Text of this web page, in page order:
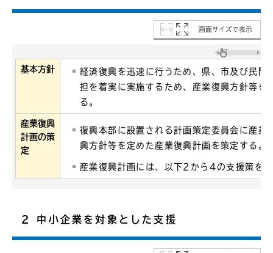
画面サイズで表示
基本方針
経済復興を迅速に行うため、県、市及び民間
担を着実に実施するため、産業復興方針等を
る。
産業復興
計画の策
定
復興本部に設置される計画策定委員会に産業
興方針等を定めた産業復興計画を策定する。
産業復興計画には、以下2から4の支援策を
2 中小企業を対象とした支援